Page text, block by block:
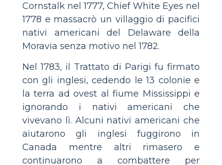
Cornstalk nel 1777, Chief White Eyes nel
1778 e massacrò un villaggio di pacifici
nativi americani del Delaware della
Moravia senza motivo nel 1782.
Nel 1783, il Trattato di Parigi fu firmato
con gli inglesi, cedendo le 13 colonie e
la terra ad ovest al fiume Mississippi e
ignorando i nativi americani che
vivevano lì. Alcuni nativi americani che
aiutarono gli inglesi fuggirono in
Canada mentre altri rimasero e
continuarono a combattere per